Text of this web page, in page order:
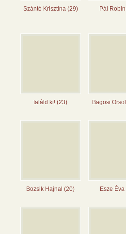
Szántó Krisztina (29) Pál
találd ki! (23) Bagosi
Bozsik Hajnal (20) Esze